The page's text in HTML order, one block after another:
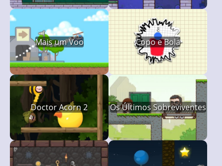
Mais um Voo Copo e Bola
Doctor Acorn 2 Os Últimos Sobreviventes